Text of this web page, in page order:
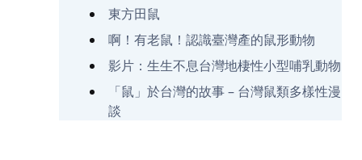
東方田鼠
啊！有老鼠！認識臺灣產的鼠形動物
影片：生生不息台灣地棲性小型哺乳動物
「鼠」於台灣的故事 – 台灣鼠類多樣性漫
談